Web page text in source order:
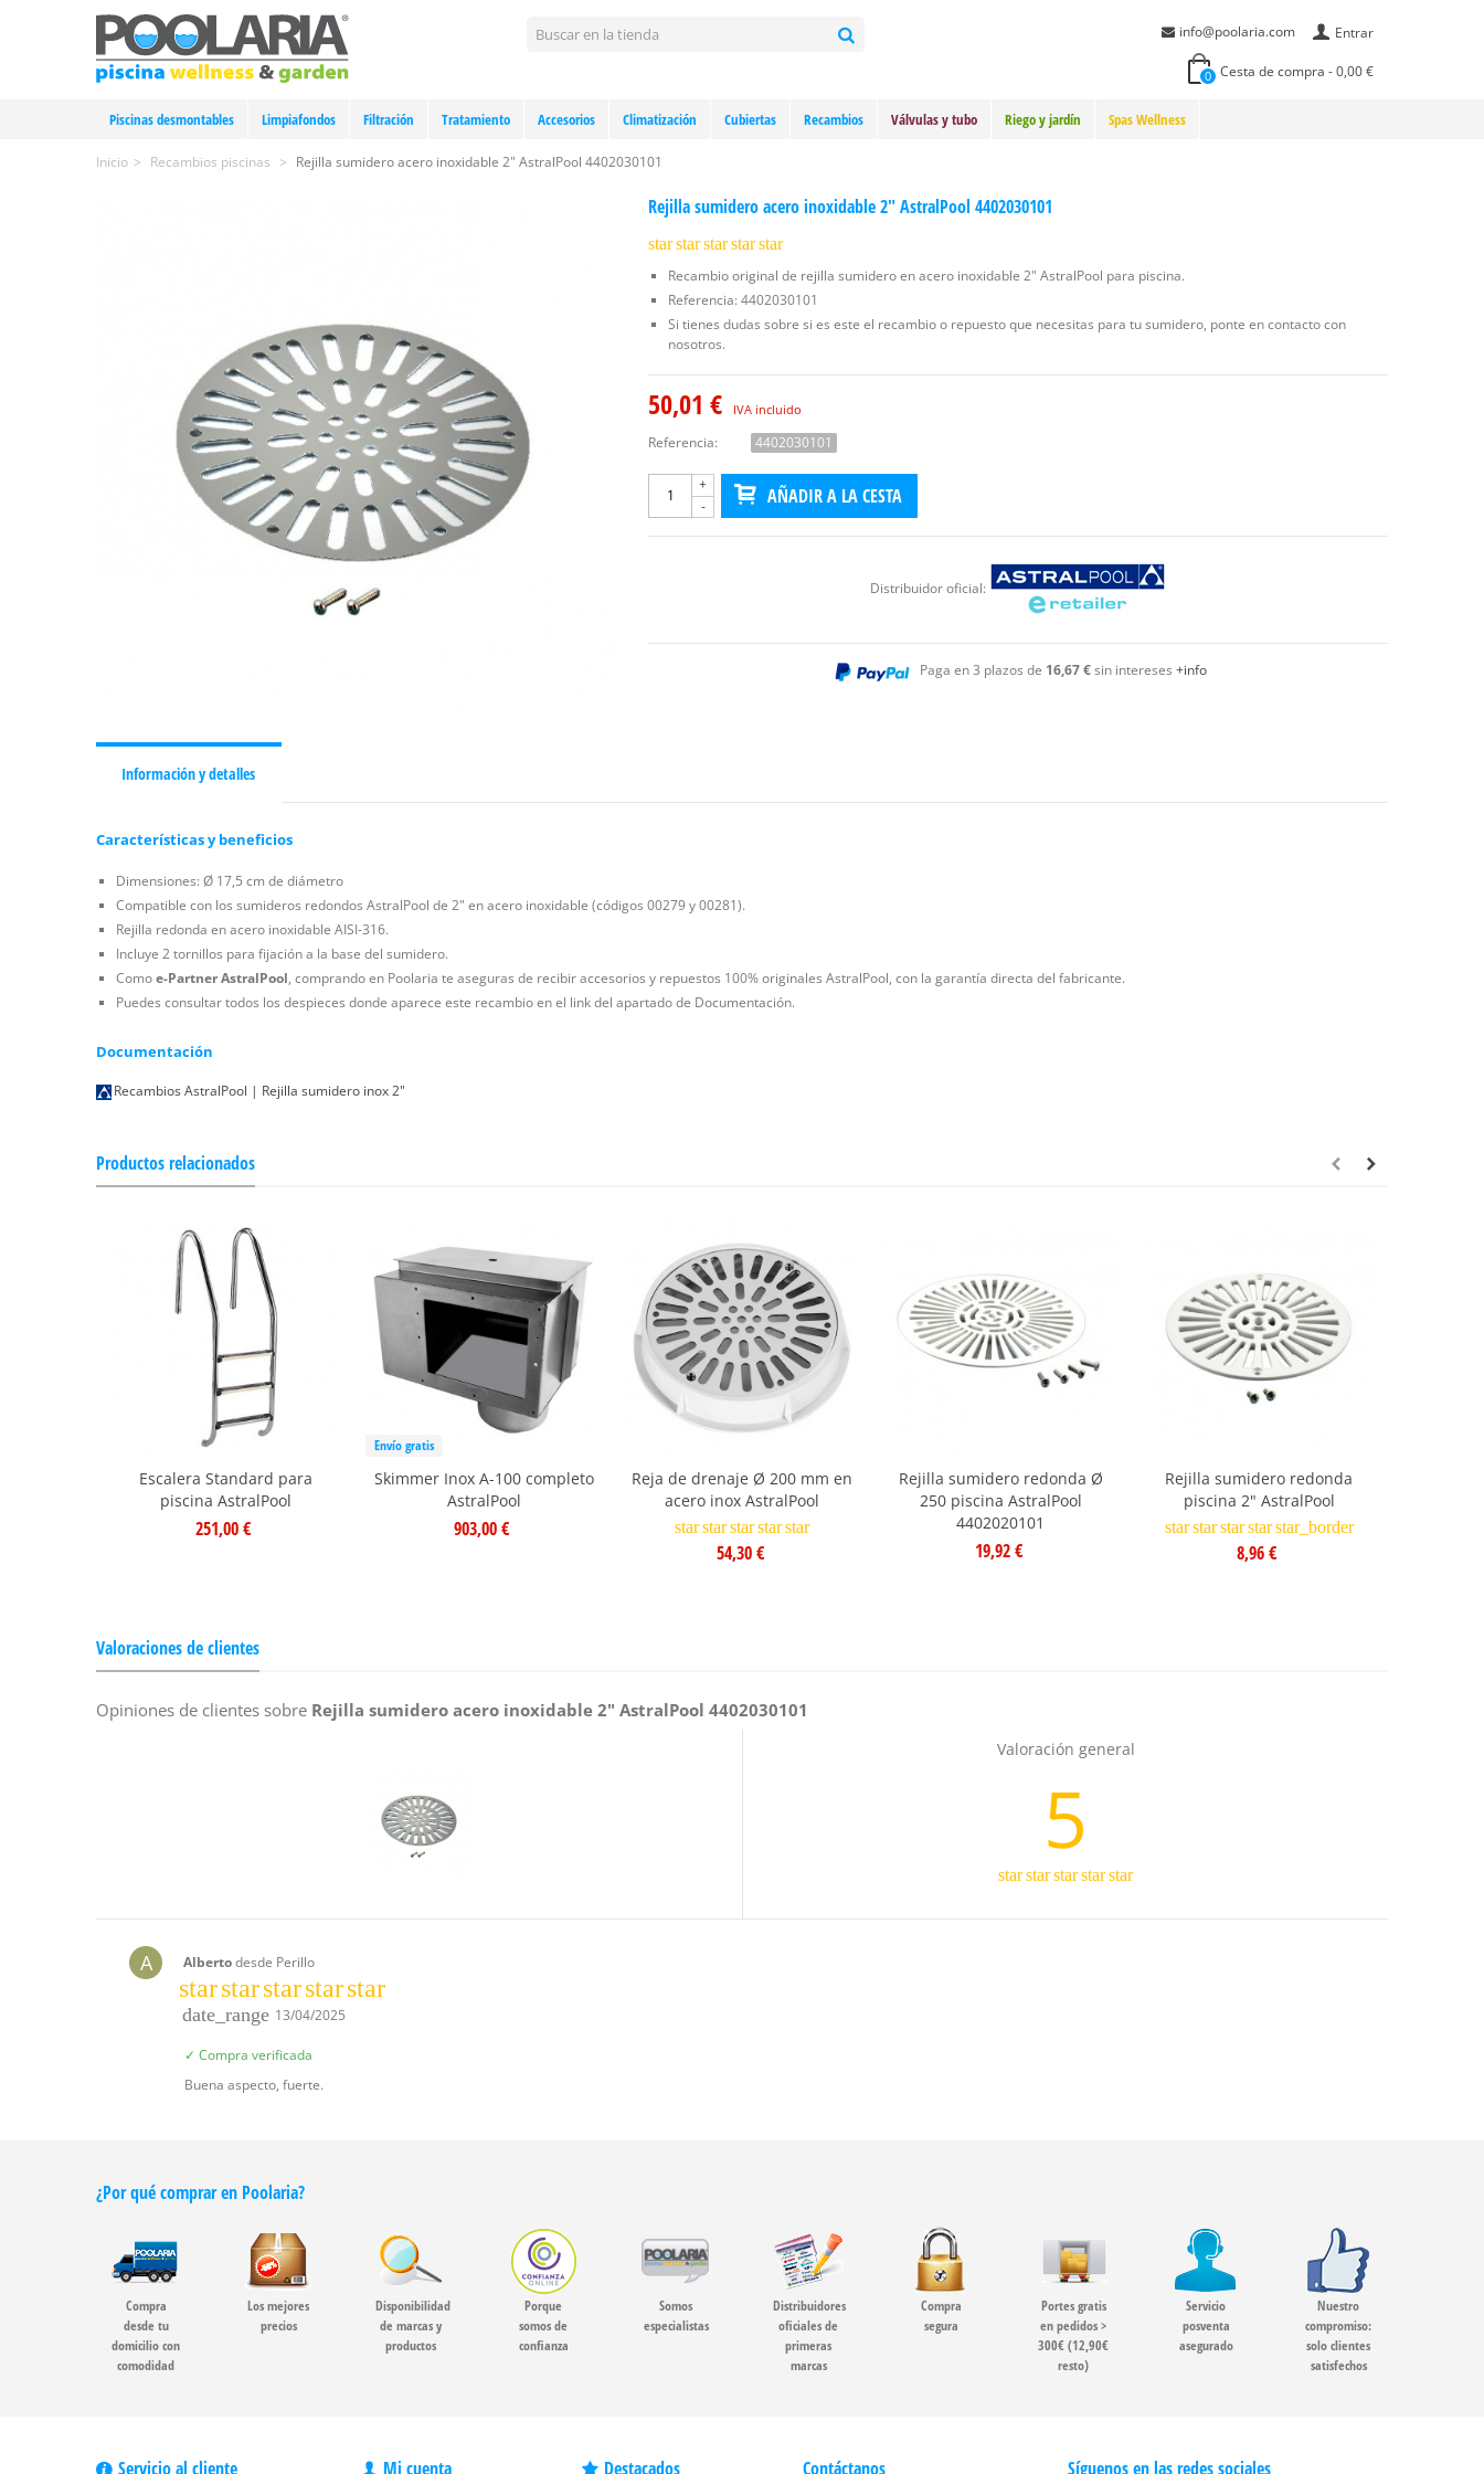
Entrar
info@poolaria.com
0 Cesta de compra -0,00 €
Piscinas desmontables Limpiafondos Filtración Tratamiento Accesorios Climatización Cubiertas Recambios Válvulas y tubo Riego y jardín Spas Wellness
Inicio > Recambios piscinas > Rejilla sumidero acero inoxidable 2" AstralPool 4402030101
Rejilla sumidero acero inoxidable 2" AstralPool 4402030101
starstarstarstarstar
Recambio original de rejilla sumidero en acero inoxidable 2" AstralPool para piscina.
Referencia: 4402030101
Si tienes dudas sobre si es este el recambio o repuesto que necesitas para tu sumidero, ponte en contacto con
nosotros.
50,01 € IVA incluido
Referencia: 4402030101
-
+ AÑADIR A LA CESTA
Distribuidor oficial:
Paga en 3 plazos de 16,67 €sin intereses+info
Información y detalles
Características y beneficios
Dimensiones: Ø 17,5 cm de diámetro
Compatible con los sumideros redondos AstralPool de 2" en acero inoxidable (códigos 00279 y 00281).
Rejilla redonda en acero inoxidable AISI-316.
Incluye 2 tornillos para fijación a la base del sumidero.
Comoe-Partner AstralPool, comprando en Poolaria te aseguras de recibir accesorios y repuestos 100% originales AstralPool, con la garantía directa del fabricante.
Puedes consultar todos los despieces donde aparece este recambio en el link del apartado de Documentación.
Documentación
Recambios AstralPool | Rejilla sumidero inox 2"
Productos relacionados
Escalera Standard para
piscina AstralPool
251,00 €
Envío gratis
Skimmer Inox A-100 completo
AstralPool
903,00 €
Reja de drenaje Ø 200 mm en
acero inox AstralPool
starstarstarstarstar
54,30 €
Rejilla sumidero redonda Ø
250 piscina AstralPool
4402020101
19,92 €
Rejilla sumidero redonda
piscina 2" AstralPool
star star star star star_border
8,96 €
Valoraciones de clientes
Opiniones de clientes sobre Rejilla sumidero acero inoxidable 2" AstralPool 4402030101
Valoración general
5
starstarstarstarstar
A Albertodesde Perillo
starstarstarstarstar
date_range 13/04/2025
✓ Compra verificada
Buena aspecto, fuerte.
¿Por qué comprar en Poolaria?
Compra
desde tu
domicilio con
comodidad
Los mejores
precios
Disponibilidad
de marcas y
productos
Porque
somos de
confianza
Somos
especialistas
Distribuidores
oficiales de
primeras
marcas
Compra
segura
Portes gratis
en pedidos >
300€ (12,90€
resto)
Servicio
posventa
asegurado
Nuestro
compromiso:
solo clientes
satisfechos
Servicio al cliente Mi cuenta Destacados Contáctanos Síguenos en las redes sociales